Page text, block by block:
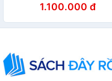
1.100.000 đ